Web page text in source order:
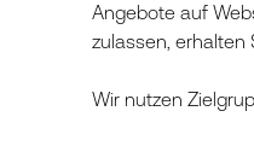
Angebote auf
zulassen, erhalten
Wir nutzen